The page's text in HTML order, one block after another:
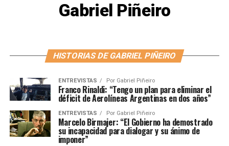
Gabriel Piñeiro
HISTORIAS DE GABRIEL PIÑEIRO
ENTREVISTAS Por Gabriel Piñeiro
Franco Rinaldi: “Tengo un plan para eliminar el
déficit de Aerolíneas Argentinas en dos años”
ENTREVISTAS Por Gabriel Piñeiro
Marcelo Birmajer: “El Gobierno ha demostrado
su incapacidad para dialogar y su ánimo de
imponer”